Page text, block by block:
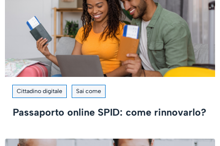
Cittadino digitale Sai come
Passaporto online SPID: come rinnovarlo?